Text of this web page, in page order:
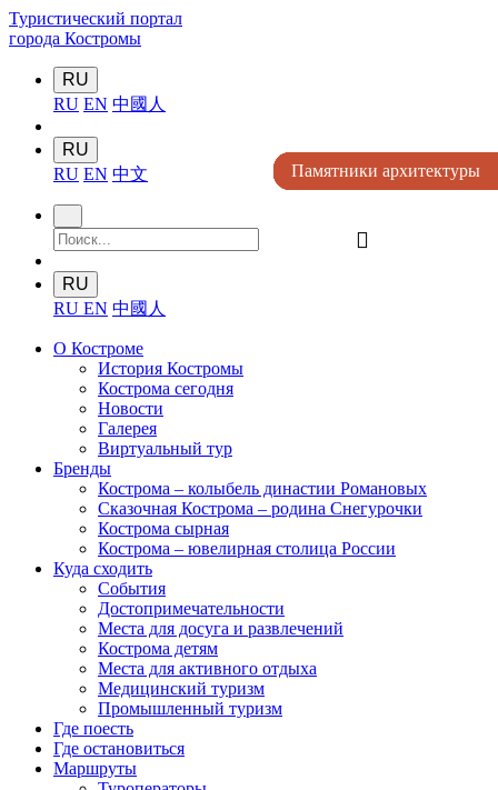
Туристический портал
города Костромы
RU
RU EN 中國人
RU
RU EN 中文
󰍉
RU
RU EN 中國人
О Костроме
История Костромы
Кострома сегодня
Новости
Галерея
Виртуальный тур
Бренды
Кострома – колыбель династии Романовых
Сказочная Кострома – родина Снегурочки
Кострома сырная
Кострома – ювелирная столица России
Куда сходить
События
Достопримечательности
Места для досуга и развлечений
Кострома детям
Места для активного отдыха
Медицинский туризм
Промышленный туризм
Где поесть
Где остановиться
Маршруты
Памятники архитектуры
Памятники архитектуры
Памятники архитектуры
Памятники архитектуры
Памятники архитектуры